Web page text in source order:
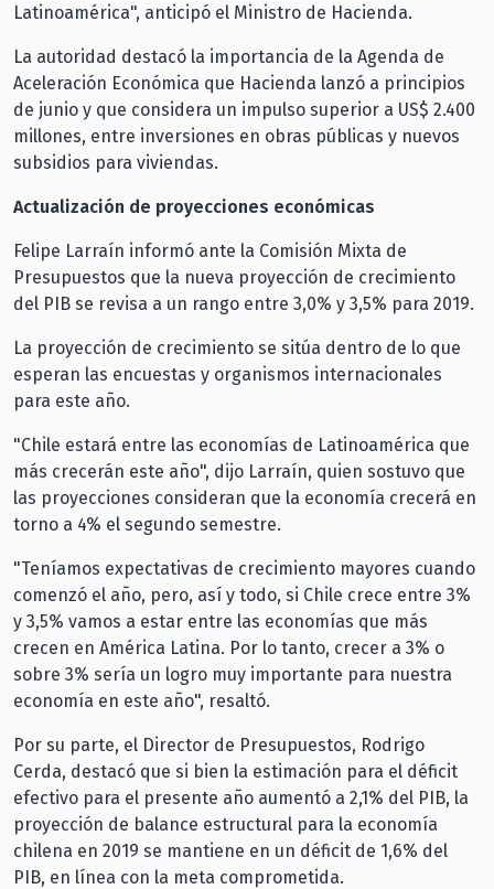
Latinoamérica", anticipó el Ministro de Hacienda.
La autoridad destacó la importancia de la Agenda de
Aceleración Económica que Hacienda lanzó a principios
de junio y que considera un impulso superior a US$ 2.400
millones, entre inversiones en obras públicas y nuevos
subsidios para viviendas.
Actualización de proyecciones económicas
Felipe Larraín informó ante la Comisión Mixta de
Presupuestos que la nueva proyección de crecimiento
del PIB se revisa a un rango entre 3,0% y 3,5% para 2019.
La proyección de crecimiento se sitúa dentro de lo que
esperan las encuestas y organismos internacionales
para este año.
"Chile estará entre las economías de Latinoamérica que
más crecerán este año", dijo Larraín, quien sostuvo que
las proyecciones consideran que la economía crecerá en
torno a 4% el segundo semestre.
"Teníamos expectativas de crecimiento mayores cuando
comenzó el año, pero, así y todo, si Chile crece entre 3%
y 3,5% vamos a estar entre las economías que más
crecen en América Latina. Por lo tanto, crecer a 3% o
sobre 3% sería un logro muy importante para nuestra
economía en este año", resaltó.
Por su parte, el Director de Presupuestos, Rodrigo
Cerda, destacó que si bien la estimación para el déficit
efectivo para el presente año aumentó a 2,1% del PIB, la
proyección de balance estructural para la economía
chilena en 2019 se mantiene en un déficit de 1,6% del
PIB, en línea con la meta comprometida.